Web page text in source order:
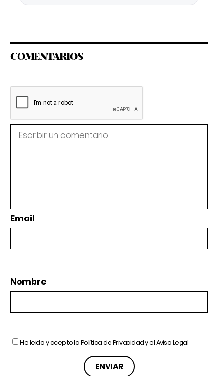
COMENTARIOS
Email
Nombre
He leído y acepto laPolítica de Privacidady elAviso Legal